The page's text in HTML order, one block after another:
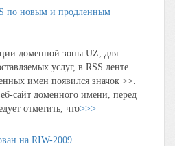
по новым и продленным
доменной зоны UZ, для
услуг, в RSS ленте
имен появился значок >>.
сайт доменного имени, перед
отметить, что>>>
на RIW-2009